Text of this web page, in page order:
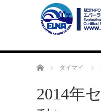
ホーム タイマイ
2014年